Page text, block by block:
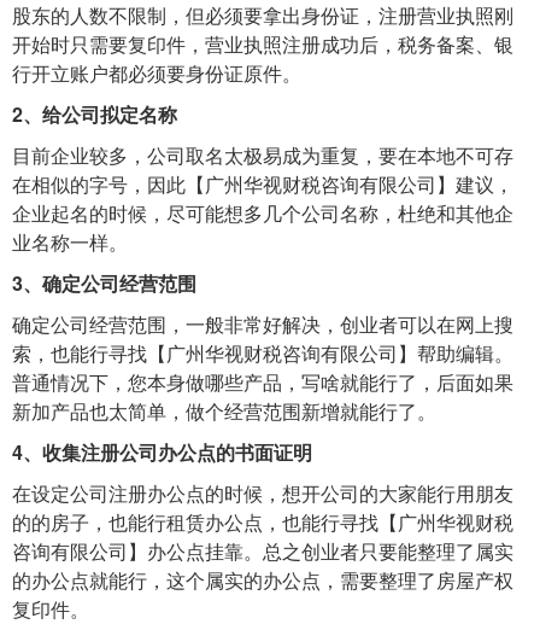
股东的人数不限制，但必须要拿出身份证，注册营业执照刚
开始时只需要复印件，营业执照注册成功后，税务备案、银
行开立账户都必须要身份证原件。
2、给公司拟定名称
目前企业较多，公司取名太极易成为重复，要在本地不可存
在相似的字号，因此【广州华视财税咨询有限公司】建议，
企业起名的时候，尽可能想多几个公司名称，杜绝和其他企
业名称一样。
3、确定公司经营范围
确定公司经营范围，一般非常好解决，创业者可以在网上搜
索，也能行寻找【广州华视财税咨询有限公司】帮助编辑。
普通情况下，您本身做哪些产品，写啥就能行了，后面如果
新加产品也太简单，做个经营范围新增就能行了。
4、收集注册公司办公点的书面证明
在设定公司注册办公点的时候，想开公司的大家能行用朋友
的的房子，也能行租赁办公点，也能行寻找【广州华视财税
咨询有限公司】办公点挂靠。总之创业者只要能整理了属实
的办公点就能行，这个属实的办公点，需要整理了房屋产权
复印件。